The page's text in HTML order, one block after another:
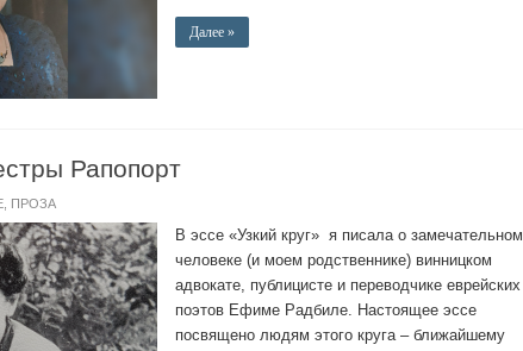
Далее »
Рапопорт
ПРОЗА
В эссе «Узкий круг» я писала о замечательном
человеке (и моем родственнике) винницком
адвокате, публицисте и переводчике еврейских
поэтов Ефиме Радбиле. Настоящее эссе
посвящено людям этого круга – ближайшему